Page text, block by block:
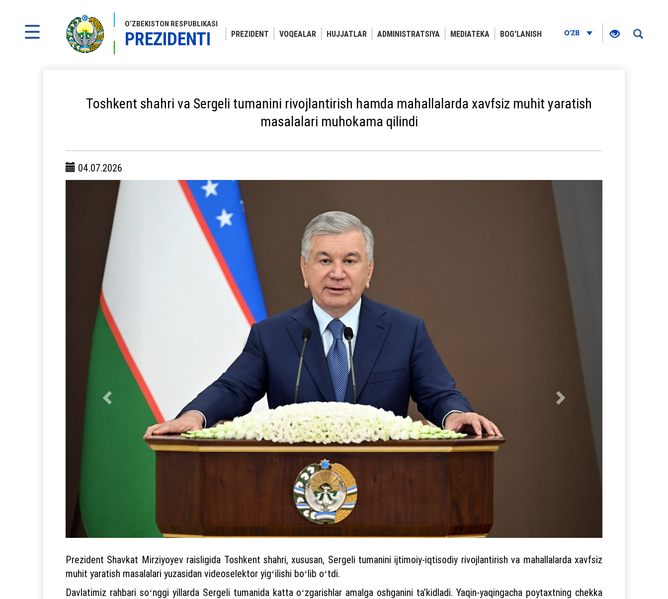
O‘ZBEKISTON RESPUBLIKASI
PREZIDENTI PREZIDENT VOQEALAR HUJJATLAR ADMINISTRATSIYA MEDIATEKA BOG'LANISH O‘ZB
Toshkent shahri va Sergeli tumanini rivojlantirish hamda mahallalarda xavfsiz muhit yaratish
masalalari muhokama qilindi
04.07.2026
Prezident Shavkat Mirziyoyev raisligida Toshkent shahri, xususan, Sergeli tumanini ijtimoiy-iqtisodiy rivojlantirish va mahallalarda xavfsiz
muhit yaratish masalalari yuzasidan videoselektor yigʻilishi boʻlib oʻtdi.
Davlatimiz rahbari soʻnggi yillarda Sergeli tumanida katta oʻzgarishlar amalga oshganini taʼkidladi. Yaqin-yaqingacha poytaxtning chekka